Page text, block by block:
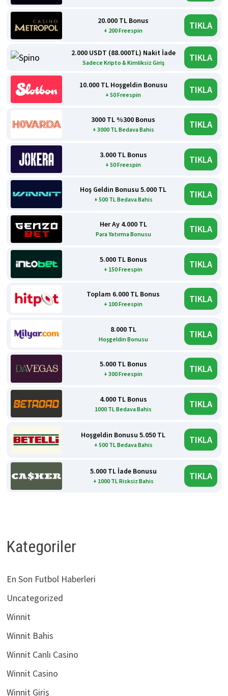
20.000 TL Bonus
+ 200 Freespin TIKLA
2.000 USDT (88.000TL) Nakit İade
Sadece Kripto & Kimliksiz Giriş TIKLA
10.000 TL Hoşgeldin Bonusu
+ 50 Freespin TIKLA
3000 TL %300 Bonus
+ 3000 TL Bedava Bahis TIKLA
3.000 TL Bonus
+ 50 Freespin TIKLA
Hoş Geldin Bonusu 5.000 TL
+ 500 TL Bedava Bahis TIKLA
Her Ay 4.000 TL
Para Yatırma Bonusu TIKLA
5.000 TL Bonus
+ 150 Freespin TIKLA
Toplam 6.000 TL Bonus
+ 100 Freespin TIKLA
8.000 TL
Hoşgeldin Bonusu TIKLA
5.000 TL Bonus
+ 300 Freespin TIKLA
4.000 TL Bonus
1000 TL Bedava Bahis TIKLA
Hoşgeldin Bonusu 5.050 TL
+ 500 TL Bedava Bahis TIKLA
5.000 TL İade Bonusu
+ 1000 TL Risksiz Bahis TIKLA
Kategoriler
En Son Futbol Haberleri
Uncategorized
Winnit
Winnit Bahis
Winnit Canlı Casino
Winnit Casino
Winnit Giriş